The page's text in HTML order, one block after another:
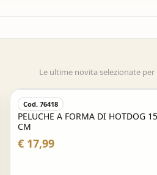
Le ultime novita selezionate
Cod. 76418
PELUCHE A FORMA DI HOTDOG
CM
€ 17,99